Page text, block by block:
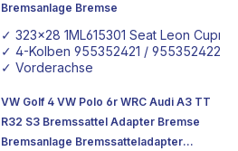
Bremsanlage Bremse
✓ 323x28 1ML615301 Seat Leon Cupra
✓ 4-Kolben 955352421 / 955352422
✓ Vorderachse
VW Golf 4 VW Polo 6r WRC Audi A3 TT
R32 S3 Bremssattel Adapter Bremse
Bremsanlage Bremssatteladapter